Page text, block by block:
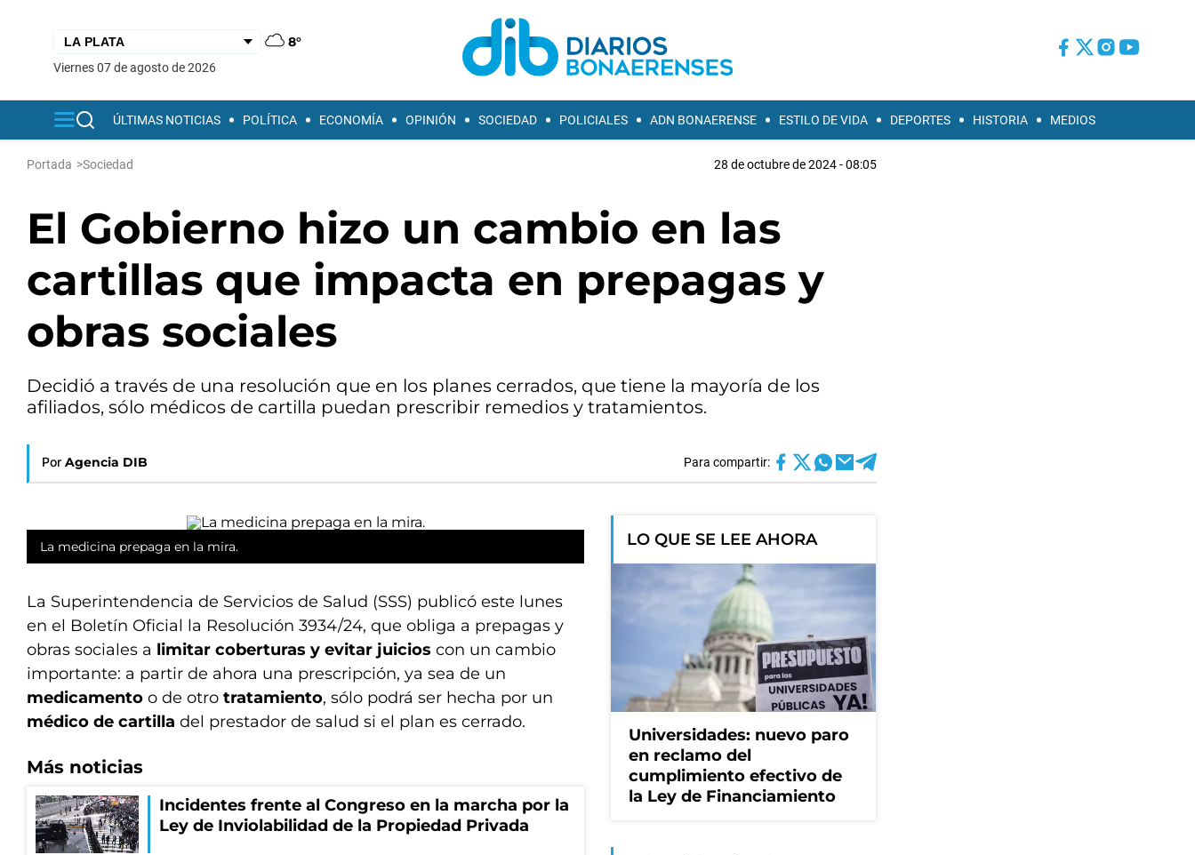
8°
viernes 07 de agosto de 2026
ÚLTIMAS NOTICIAS POLÍTICA ECONOMÍA OPINIÓN SOCIEDAD POLICIALES ADN BONAERENSE ESTILO DE VIDA DEPORTES HISTORIA MEDIOS
Portada >Sociedad 28 de octubre de 2024 - 08:05
El Gobierno hizo un cambio en las
cartillas que impacta en prepagas y
obras sociales
Decidió a través de una resolución que en los planes cerrados, que tiene la mayoría de los
afiliados, sólo médicos de cartilla puedan prescribir remedios y tratamientos.
Por Agencia DIB Para compartir:
La medicina prepaga en la mira.
La Superintendencia de Servicios de Salud (SSS) publicó este lunes
en el Boletín Oficial la Resolución 3934/24, que obliga a prepagas y
obras sociales a limitar coberturas y evitar juicios con un cambio
importante: a partir de ahora una prescripción, ya sea de un
medicamento o de otro tratamiento, sólo podrá ser hecha por un
médico de cartilla del prestador de salud si el plan es cerrado.
Más noticias
Incidentes frente al Congreso en la marcha por la
Ley de Inviolabilidad de la Propiedad Privada
LO QUE SE LEE AHORA
Universidades: nuevo paro
en reclamo del
cumplimiento efectivo de
la Ley de Financiamiento